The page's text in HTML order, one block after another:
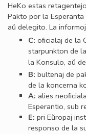
HeKo estas
Pakto por la
aŭ delegito. La
C: oﬁcialaj de la
starpunkton de
la Konsulo, aŭ
B: bultenaj de
de la koncerna
A: alies
Esperantio, sub
E: pri Eŭropaj
responso de la